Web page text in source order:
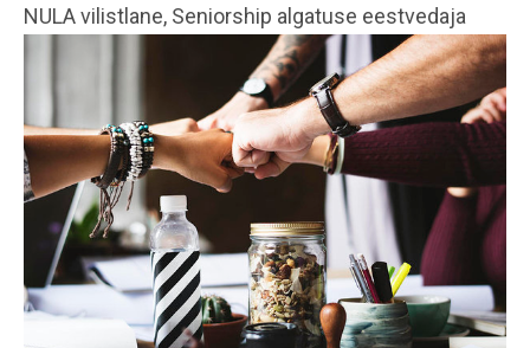
NULA vilistlane, Seniorship algatuse eestvedaja